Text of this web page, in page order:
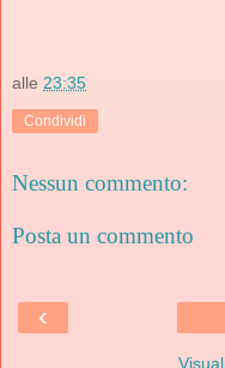
alle 23:35
Condividi
Nessun commento:
Posta un commento
‹